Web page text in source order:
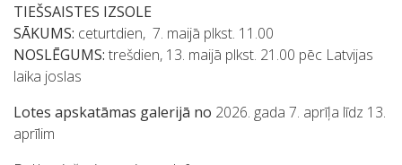
TIEŠSAISTES IZSOLE
SĀKUMS: ceturtdien, 7. maijā plkst. 11.00
NOSLĒGUMS: trešdien, 13. maijā plkst. 21.00 pēc Latvijas
laika joslas
Lotes apskatāmas galerijā no 2026. gada 7. aprīļa līdz 13.
aprīlim